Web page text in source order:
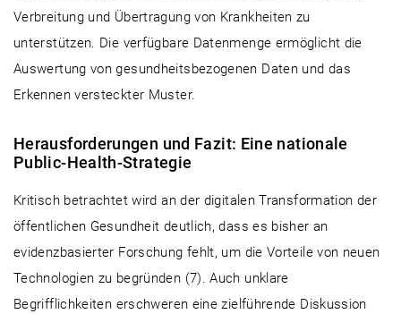
Verbreitung und Übertragung von Krankheiten zu
unterstützen. Die verfügbare Datenmenge ermöglicht die
Auswertung von gesundheitsbezogenen Daten und das
Erkennen versteckter Muster.
Herausforderungen und Fazit: Eine nationale
Public-Health-Strategie
Kritisch betrachtet wird an der digitalen Transformation der
öffentlichen Gesundheit deutlich, dass es bisher an
evidenzbasierter Forschung fehlt, um die Vorteile von neuen
Technologien zu begründen (7). Auch unklare
Begrifflichkeiten erschweren eine zielführende Diskussion